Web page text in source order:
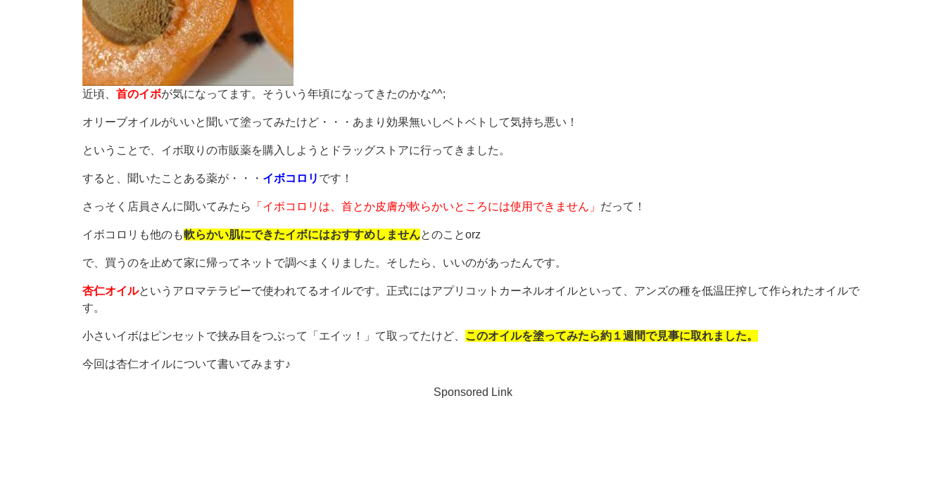
近頃、 首のイボが気になってます。そういう年頃になってきたのかな^^;
オリーブオイルがいいと聞いて塗ってみたけど・・・あまり効果無いしベトベトして気持ち悪い！
ということで、イボ取りの市販薬を購入しようとドラッグストアに行ってきました。
すると、聞いたことある薬が・・・ イボコロリ です！
さっそく店員さんに聞いてみたら 「イボコロリは、首とか皮膚が軟らかいところには使用できません」 だって！
イボコロリも他のも軟らかい肌にできたイボにはおすすめしませんとのことorz
で、買うのを止めて家に帰ってネットで調べまくりました。そしたら、いいのがあったんです。
杏仁オイルというアロマテラピーで使われてるオイルです。正式にはアプリコットカーネルオイルといって、アンズの種を低温圧搾して作られたオイルで
す。
小さいイボはピンセットで挟み目をつぶって「エイッ！」て取ってたけど、 このオイルを塗ってみたら約１週間で見事に取れました。
今回は杏仁オイルについて書いてみます♪
Sponsored Link